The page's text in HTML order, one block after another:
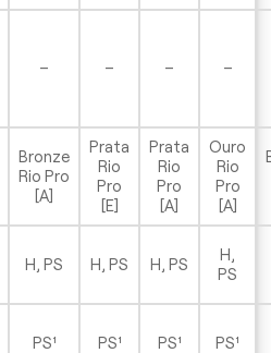
– – – –
Bronze
Rio Pro
[A]
Prata
Rio
Pro
[E]
Prata
Rio
Pro
[A]
Ouro
Rio
Pro
[A]
H, PS H, PS H, PS
H,
PS
PS¹ PS¹ PS¹ PS¹